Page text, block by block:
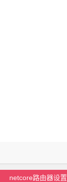
netcore路由器设置